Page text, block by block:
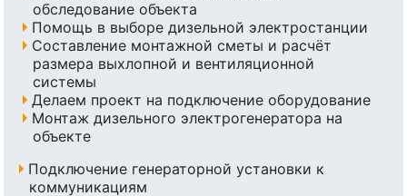
обследование объекта
Помощь в выборе дизельной электростанции
Составление монтажной сметы и расчёт
размера выхлопной и вентиляционной
системы
Делаем проект на подключение оборудование
Монтаж дизельного электрогенератора на
объекте
Подключение генераторной установки к
коммуникациям